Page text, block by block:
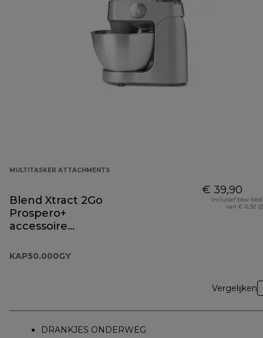
MULTITASKER ATTACHMENTS
Blend Xtract 2Go
Prospero+
accessoire
KAP50.000GY
€ 39,90
Inclusief btw-
van € 6,92
Vergelijken
DRANKJES ONDERWEG